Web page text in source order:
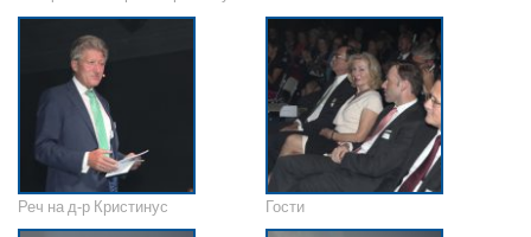
Реч на д-р Кристинус Гости